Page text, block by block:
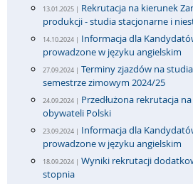
13.01.2025 | Rekrutacja na kierunek
produkcji - studia stacjonarne i
14.10.2024 | Informacja dla
prowadzone w języku angielskim
27.09.2024 | Terminy zjazdów na
semestrze zimowym 2024/25
24.09.2024 | Przedłużona rekrutacja
obywateli Polski
23.09.2024 | Informacja dla
prowadzone w języku angielskim
18.09.2024 | Wyniki rekrutacji
stopnia